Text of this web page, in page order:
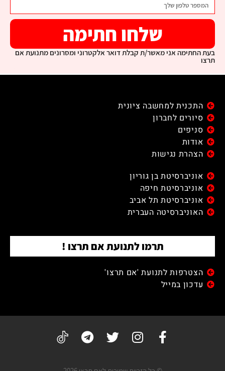
שלחו חתימה
בעת החתימה אני מאשר/ת קבלת דואר אלקטרוני ומסרונים מתנועת אם
תרצו
התכנית למחשבה ציונית
סיורים לחברון
סניפים
אודות
הצהרת נגישות
אוניברסיטת בן גוריון
אוניברסיטת חיפה
אוניברסיטת תל אביב
האוניברסיטה העברית
תרמו לתנועת אם תרצו !
הצטרפות לתנועת 'אם תרצו'
עדכון במייל